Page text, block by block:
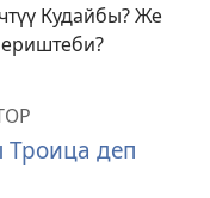
Кудайбы? Же
деп